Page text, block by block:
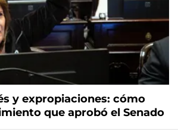
y expropiaciones: cómo
que aprobó el Senado